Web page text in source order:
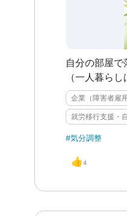
識高い系の
き：ほぼデ
ト(ただし、
術的なものを中心
バレるな？
いう感じで
めてから細か
思っています
自分の部屋
（一人暮ら
企業（障害者雇用
就労移行支援・
#気分調整
👍4